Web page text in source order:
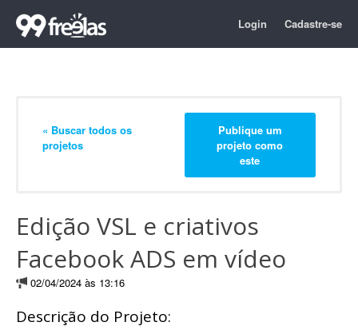
Login Cadastre-se
« Buscar todos os
projetos
Publique um
projeto como
este
Edição VSL e criativos
Facebook ADS em vídeo
02/04/2024 às 13:16
Descrição do Projeto: